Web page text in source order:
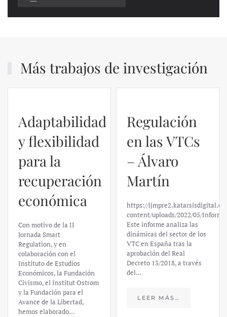
Más trabajos de investigación
Adaptabilidad
y flexibilidad
para la
recuperación
económica
Con motivo de la II
Jornada Smart
Regulation, y en
colaboración con el
Instituto de Estudios
Económicos, la Fundación
Civismo, el Institut Ostrom
y la Fundación para el
Avance de la Libertad,
hemos elaborado…
Regulación
en las VTCs
– Álvaro
Martín
https://
content/uploads/2022/05/
Este informe analiza las
dinámicas del sector de los
VTC en España tras la
aprobación del Real
Decreto 13/2018, a través
del…
LEER MÁS…